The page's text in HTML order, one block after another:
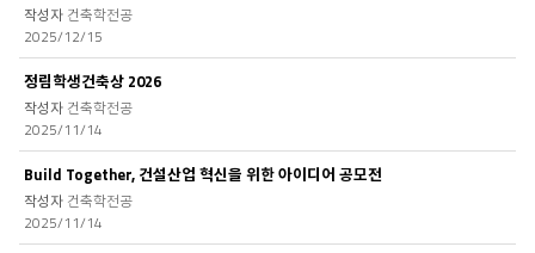
건축학전공
2025/12/15
정림학생건축상 2026
건축학전공
2025/11/14
Build Together, 건설산업 혁신을 위한 아이디어 공모전
건축학전공
2025/11/14